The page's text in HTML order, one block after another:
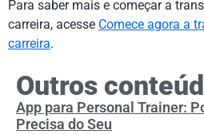
Para saber mais e começar a
carreira, acesse Comece agora a
carreira.
Outros
App para Personal Trainer:
Precisa do Seu